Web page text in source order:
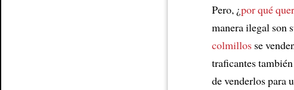
Pero, ¿por qué
manera ilegal son
colmillos se
traficantes también
de venderlos para